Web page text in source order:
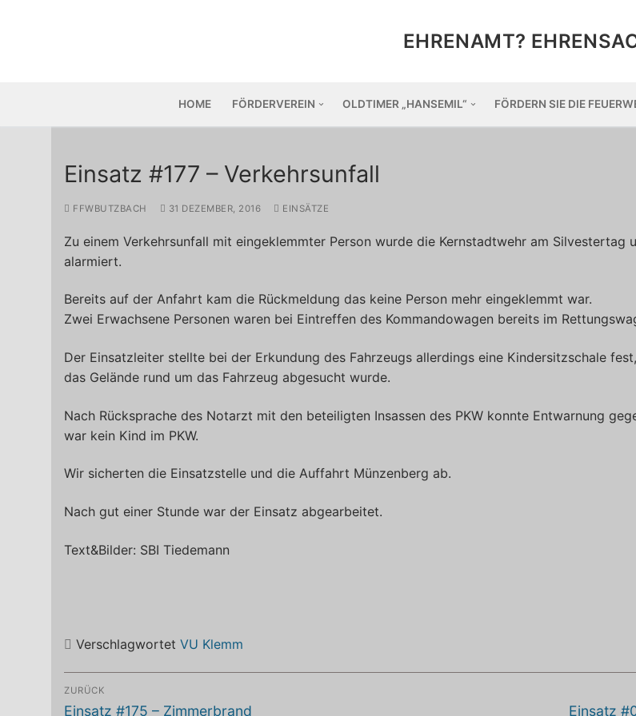
EHRENAMT?
HOME FÖRDERVEREIN OLDTIMER „HANSEMIL“ FÖRDERN SIE DIE
Einsatz #177 – Verkehrsunfall
FFWBUTZBACH 31 DEZEMBER, 2016 EINSÄTZE
Zu einem Verkehrsunfall mit eingeklemmter Person wurde die Kernstadtwehr am Silvestertag
alarmiert.
Bereits auf der Anfahrt kam die Rückmeldung das keine Person mehr eingeklemmt war.
Zwei Erwachsene Personen waren bei Eintreffen des Kommandowagen bereits im
Der Einsatzleiter stellte bei der Erkundung des Fahrzeugs allerdings eine Kindersitzschale
das Gelände rund um das Fahrzeug abgesucht wurde.
Nach Rücksprache des Notarzt mit den beteiligten Insassen des PKW konnte Entwarnung
war kein Kind im PKW.
Wir sicherten die Einsatzstelle und die Auffahrt Münzenberg ab.
Nach gut einer Stunde war der Einsatz abgearbeitet.
Text&Bilder: SBI Tiedemann
Verschlagwortet VU Klemm
Beitragsnavigation
ZURÜCK
Vorheriger
Einsatz #175 – Zimmerbrand
Nächster
Einsatz